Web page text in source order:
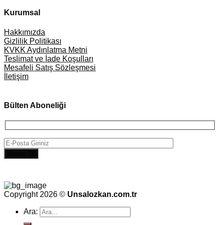
Kurumsal
Hakkımızda
Gizlilik Politikası
KVKK Aydınlatma Metni
Teslimat ve İade Koşulları
Mesafeli Satış Sözleşmesi
İletişim
Bülten Aboneliği
Copyright 2026 © Unsalozkan.com.tr
Ara: